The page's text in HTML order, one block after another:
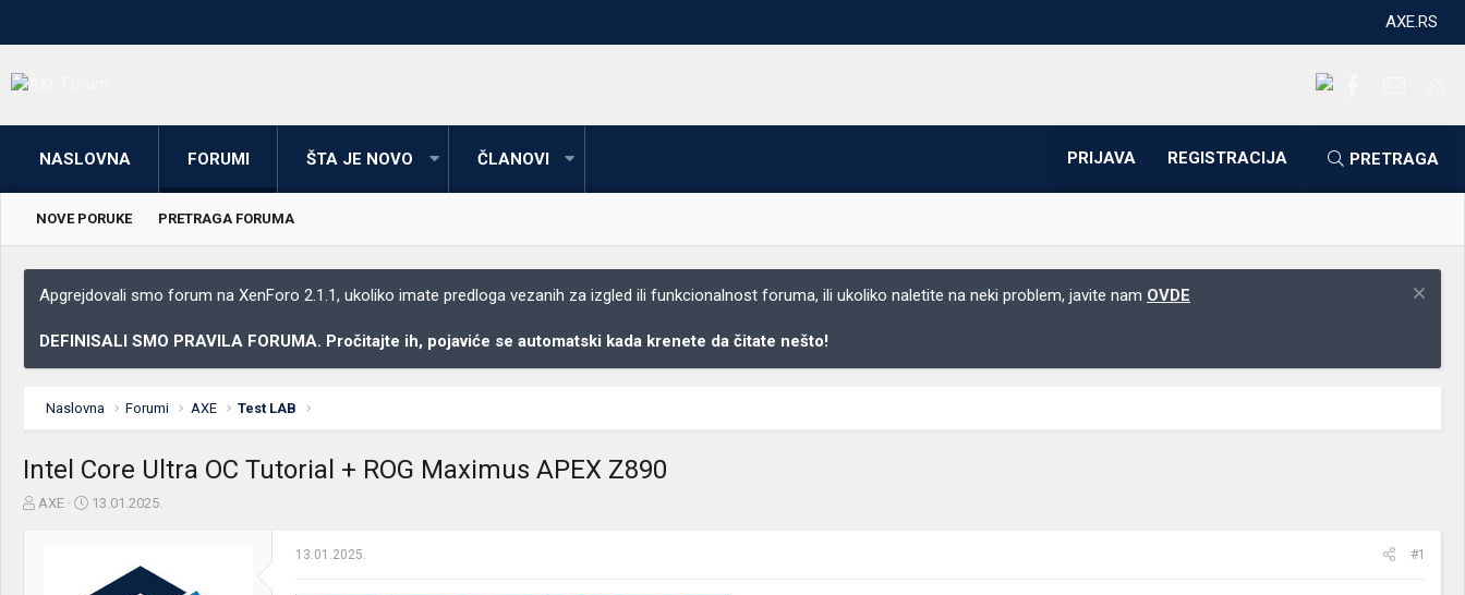
AXE.RS
NASLOVNA FORUMI ŠTA JE NOVO ČLANOVI PRIJAVA REGISTRACIJA PRETRAGA
NOVE PORUKE PRETRAGA FORUMA
Apgrejdovali smo forum na XenForo 2.1.1, ukoliko imate predloga vezanih za izgled ili funkcionalnost foruma, ili ukoliko naletite na neki problem, javite nam OVDE
DEFINISALI SMO PRAVILA FORUMA. Pročitajte ih, pojaviće se automatski kada krenete da čitate nešto!
Naslovna Forumi AXE Test LAB
Intel Core Ultra OC Tutorial + ROG Maximus APEX Z890
Z
AXE
D
13.01.2025.
13.01.2025. #1